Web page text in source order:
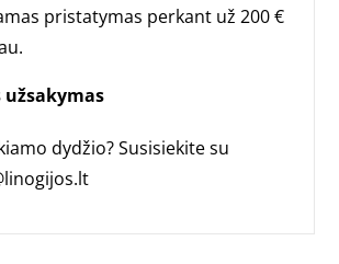
pristatymas perkant už 200 €
dydžio? Susisiekite su